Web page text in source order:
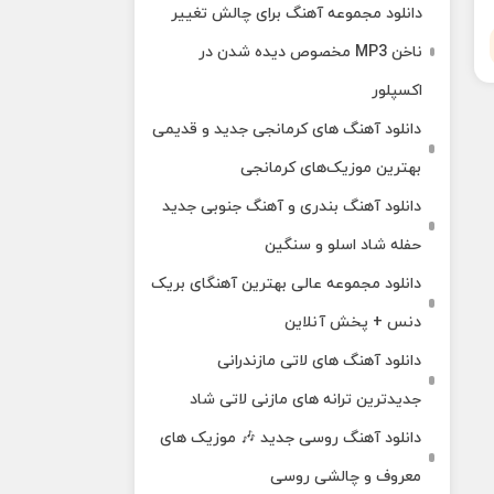
دانلود مجموعه آهنگ برای چالش تغییر
ناخن MP3 مخصوص دیده شدن در
اکسپلور
دانلود آهنگ‌ های کرمانجی جدید و قدیمی
بهترین موزیک‌های کرمانجی
دانلود آهنگ بندری و آهنگ جنوبی جدید
حفله شاد اسلو و سنگین
دانلود مجموعه عالی بهترین آهنگای بریک
دنس + پخش آنلاین
دانلود آهنگ‌ های لاتی مازندرانی
جدیدترین ترانه های مازنی لاتی شاد
دانلود آهنگ روسی جدید 🎶 موزیک‌ های
معروف و چالشی روسی